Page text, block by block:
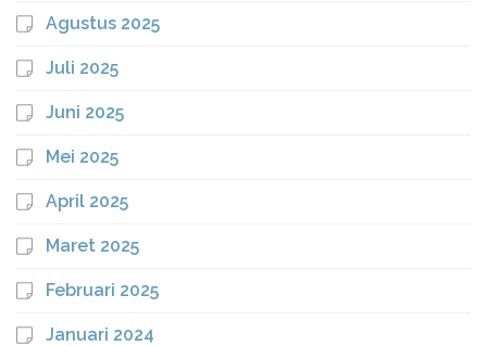
Agustus 2025
Juli 2025
Juni 2025
Mei 2025
April 2025
Maret 2025
Februari 2025
Januari 2024